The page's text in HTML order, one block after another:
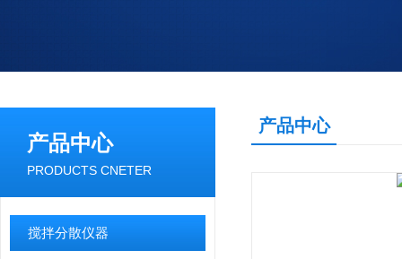
产品中心
PRODUCTS CNETER
搅拌分散仪器
产品中心